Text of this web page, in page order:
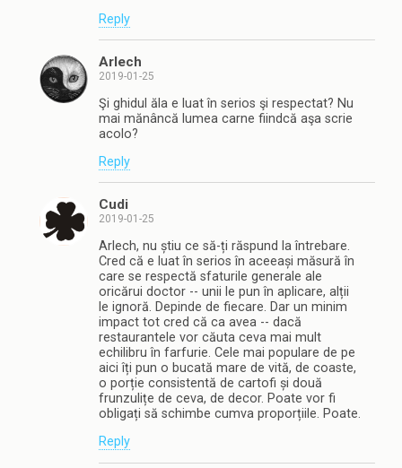
Reply
Arlech
2019-01-25
Şi ghidul ăla e luat în serios şi respectat? Nu
mai mănâncă lumea carne fiindcă aşa scrie
acolo?
Reply
Cudi
2019-01-25
Arlech, nu știu ce să-ți răspund la întrebare.
Cred că e luat în serios în aceeași măsură în
care se respectă sfaturile generale ale
oricărui doctor -- unii le pun în aplicare, alții
le ignoră. Depinde de fiecare. Dar un minim
impact tot cred că ca avea -- dacă
restaurantele vor căuta ceva mai mult
echilibru în farfurie. Cele mai populare de pe
aici îți pun o bucată mare de vită, de coaste,
o porție consistentă de cartofi și două
frunzulițe de ceva, de decor. Poate vor fi
obligați să schimbe cumva proporțiile. Poate.
Reply